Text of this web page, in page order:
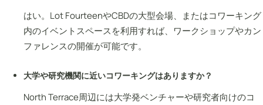
はい。Lot FourteenやCBDの大型会場、またはコワーキング
内のイベントスペースを利用すれば、ワークショップやカン
ファレンスの開催が可能です。
大学や研究機関に近いコワーキングはありますか？
North Terrace周辺には大学発ベンチャーや研究者向けのコ